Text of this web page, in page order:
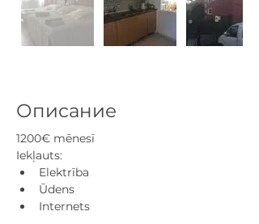
Описание
1200€ mēnesī
Iekļauts:
Elektrība
Ūdens
Internets